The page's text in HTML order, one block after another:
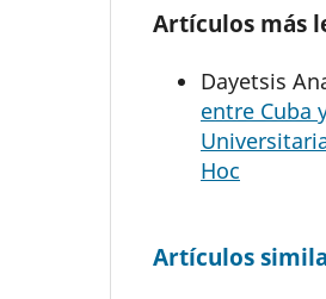
Artículos más
Dayetsis
entre Cuba
Hoc
Artículos